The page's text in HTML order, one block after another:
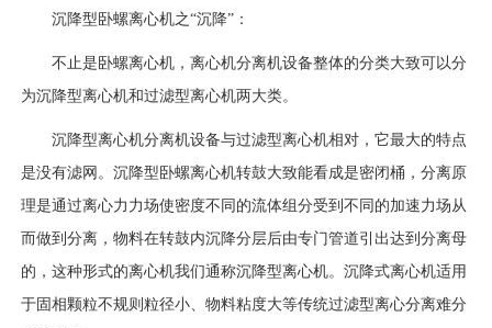
沉降型卧螺离心机之“沉降”：
不止是卧螺离心机，离心机分离机设备整体的分类大致可以分
为沉降型离心机和过滤型离心机两大类。
沉降型离心机分离机设备与过滤型离心机相对，它最大的特点
是没有滤网。沉降型卧螺离心机转鼓大致能看成是密闭桶，分离原
理是通过离心力力场使密度不同的流体组分受到不同的加速力场从
而做到分离，物料在转鼓内沉降分层后由专门管道引出达到分离母
的，这种形式的离心机我们通称沉降型离心机。沉降式离心机适用
于固相颗粒不规则粒径小、物料粘度大等传统过滤型离心分离难分